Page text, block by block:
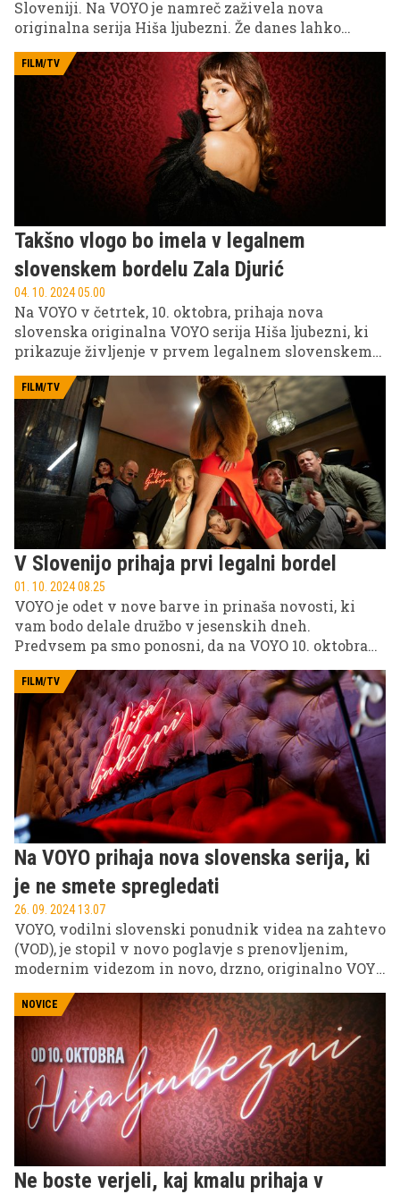
Sloveniji. Na VOYO je namreč zaživela nova
originalna serija Hiša ljubezni. Že danes lahko
vstopite v ljubezenski bordel, si pogledate prva dva
dela serije in neskončno uživate v plodovih domače
produkcije. Tam vas čakajo liki, ki obljubljajo, da
vam bodo popestrili večere. Ali jutra.
FILM/TV
Takšno vlogo bo imela v legalnem
slovenskem bordelu Zala Djurić
04. 10. 2024 05.00
Na VOYO v četrtek, 10. oktobra, prihaja nova
slovenska originalna VOYO serija Hiša ljubezni, ki
prikazuje življenje v prvem legalnem slovenskem
podajo na poklicno pot, ki je njihovi starši verjetno
ne bi odobravali, na njej pa se soočijo s kopico
zanimivih gostov in osebnih preprek.
FILM/TV
V Slovenijo prihaja prvi legalni bordel
01. 10. 2024 08.25
VOYO je odet v nove barve in prinaša novosti, ki
vam bodo delale družbo v jesenskih dneh.
Predvsem pa smo ponosni, da na VOYO 10. oktobra
ljubezni, ki nas bo z vrhunsko igralsko zasedbo
popeljala v prvi slovenski (legalni!) bordel. Tukaj pa
so še športni prenosi in nove sezone najbolj
priljubljenih resničnostnih šovov. Priporočamo tudi
ogled filma meseca oktobra, ki je Tom Clancy: Brez
obžalovanja.
FILM/TV
Na VOYO prihaja nova slovenska serija, ki
je ne smete spregledati
26. 09. 2024 13.07
VOYO, vodilni slovenski ponudnik videa na zahtevo
(VOD), je stopil v novo poglavje s prenovljenim,
modernim videzom in novo, drzno, originalno VOYO
prevetrila domačo televizijsko produkcijo, vas bo z
vrhunskimi igralci, ki vas bodo prilepili na zaslone,
popeljala v prvi slovenski bordel v vsej svoji
(legalni!) slavi. Vstopite v Hišo ljubezni 10. oktobra
na VOYO.
NOVICE
Ne boste verjeli, kaj kmalu prihaja v